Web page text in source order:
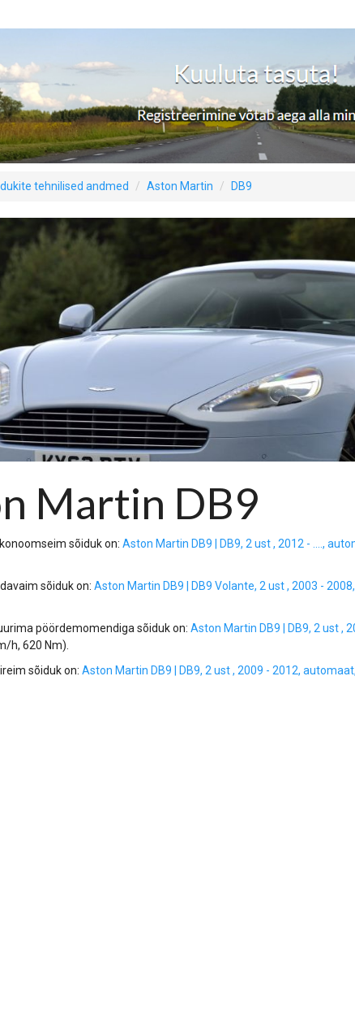
tehnilised andmed Aston Martin DB9
Martin DB9
sõiduk on: Aston Martin DB9 | DB9, 2 ust , 2012 - ....,
sõiduk on: Aston Martin DB9 | DB9 Volante, 2 ust , 2003 -
pöördemomendiga sõiduk on: Aston Martin DB9 | DB9, 2 ust ,
h, 620 Nm).
sõiduk on: Aston Martin DB9 | DB9, 2 ust , 2009 - 2012,